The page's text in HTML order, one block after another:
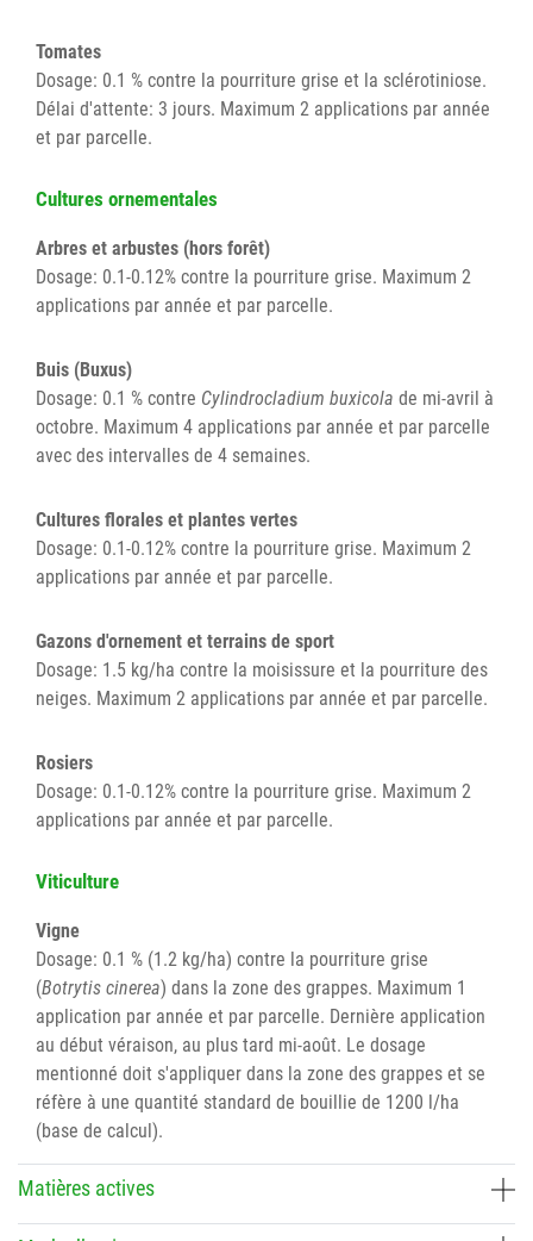
Tomates
Dosage: 0.1 % contre la pourriture grise et la sclérotiniose.
Délai d'attente: 3 jours. Maximum 2 applications par année
et par parcelle.
Cultures ornementales
Arbres et arbustes (hors forêt)
Dosage: 0.1-0.12% contre la pourriture grise. Maximum 2
applications par année et par parcelle.
Buis (Buxus)
Dosage: 0.1 % contre Cylindrocladium buxicola de mi-avril à
octobre. Maximum 4 applications par année et par parcelle
avec des intervalles de 4 semaines.
Cultures florales et plantes vertes
Dosage: 0.1-0.12% contre la pourriture grise. Maximum 2
applications par année et par parcelle.
Gazons d'ornement et terrains de sport
Dosage: 1.5 kg/ha contre la moisissure et la pourriture des
neiges. Maximum 2 applications par année et par parcelle.
Rosiers
Dosage: 0.1-0.12% contre la pourriture grise. Maximum 2
applications par année et par parcelle.
Viticulture
Vigne
Dosage: 0.1 % (1.2 kg/ha) contre la pourriture grise
(Botrytis cinerea) dans la zone des grappes. Maximum 1
application par année et par parcelle. Dernière application
au début véraison, au plus tard mi-août. Le dosage
mentionné doit s'appliquer dans la zone des grappes et se
réfère à une quantité standard de bouillie de 1200 l/ha
(base de calcul).
Matières actives